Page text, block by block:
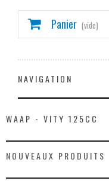
Panier (vide)
NAVIGATION
WAAP - VITY 125CC
NOUVEAUX PRODUITS